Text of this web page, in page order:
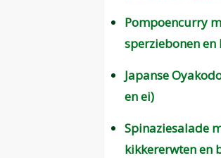
Pompoencurry
sperziebonen en
Japanse
en ei)
Spinaziesalade
kikkererwten en